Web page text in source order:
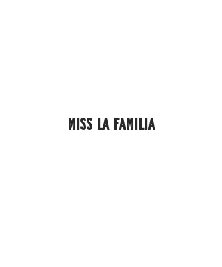
miss la familia